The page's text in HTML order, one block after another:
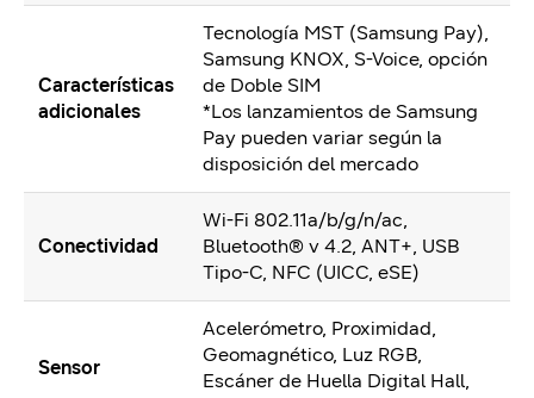
Características
adicionales
Tecnología MST (Samsung Pay),
Samsung KNOX, S-Voice, opción
de Doble SIM
*Los lanzamientos de Samsung
Pay pueden variar según la
disposición del mercado
Conectividad
Wi-Fi 802.11a/b/g/n/ac,
Bluetooth® v 4.2, ANT+, USB
Tipo-C, NFC (UICC, eSE)
Sensor
Acelerómetro, Proximidad,
Geomagnético, Luz RGB,
Escáner de Huella Digital Hall,